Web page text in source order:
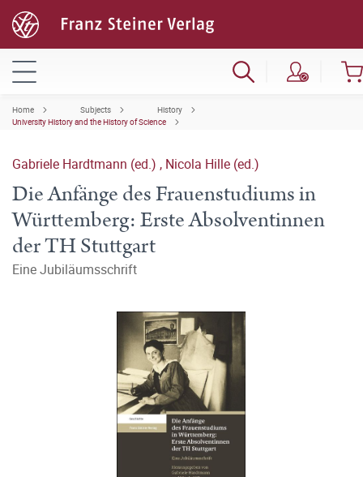
Home Subjects
History
University History and the History of Science
Gabriele Hardtmann (ed.) , Nicola Hille (ed.)
Die Anfänge des Frauenstudiums in
Württemberg: Erste Absolventinnen
der TH Stuttgart
Eine Jubiläumsschrift